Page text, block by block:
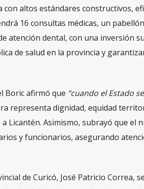
altos estándares constructivos,
16 consultas médicas, un
atención dental, con una inversión
de salud en la provincia y
Boric afirmó que “cuando el Estado
representa dignidad, equidad
Licantén. Asimismo, subrayó que el
y funcionarios, asegurando
de Curicó, José Patricio Correa,